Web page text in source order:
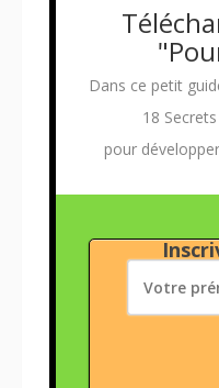
Dans ce petit
18
pour